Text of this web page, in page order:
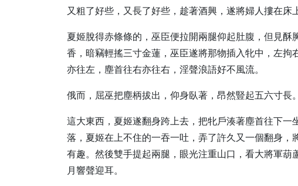
又粗了好些，又長了好些，趁著酒興，遂將婦人摟在床
夏姬脫得赤條條的，巫臣便拉開兩腿仰起肚腹，但見
香，暗竊輕搖三寸金蓮，巫臣遂將那物插入牝中，左
亦往左，塵首往右亦往右，淫聲浪語好不風流。
俄而，屈巫把塵柄拔出，仰身臥著，昂然豎起五六寸長。
這大東西，夏姬遂翻身跨上去，把牝戶湊著塵首往下
落，夏姬在上不住的一吞一吐，弄了許久又一個翻身
有趣。然後雙手提起兩腿，眼光注重山口，看大將軍
月響聲迎耳。